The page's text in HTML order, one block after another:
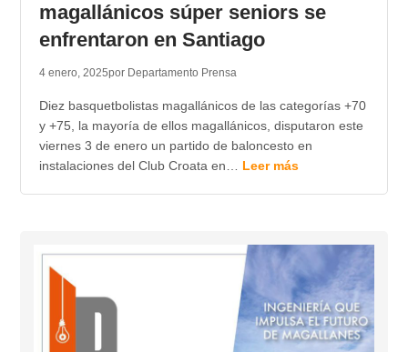
magallánicos súper seniors se
enfrentaron en Santiago
4 enero, 2025por Departamento Prensa
Diez basquetbolistas magallánicos de las categorías +70
y +75, la mayoría de ellos magallánicos, disputaron este
viernes 3 de enero un partido de baloncesto en
instalaciones del Club Croata en… Leer más